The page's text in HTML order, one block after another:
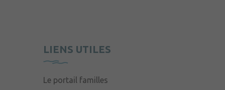
LIENS UTILES
Le portail familles